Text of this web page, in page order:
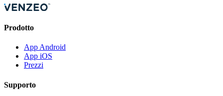
Prodotto
App Android
App iOS
Prezzi
Supporto